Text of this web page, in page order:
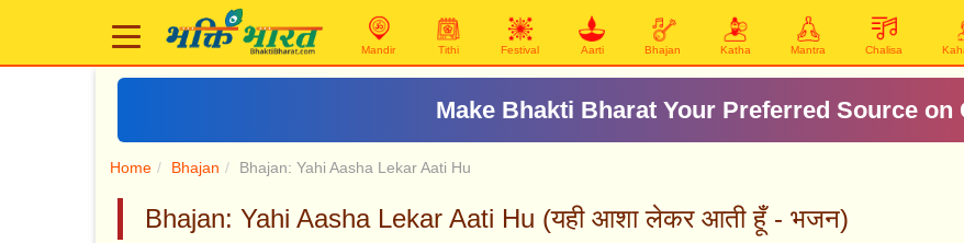
Mandir Tithi Festival Aarti Bhajan Katha Mantra Chalisa
Make Bhakti Bharat Your Preferred Source on
Home Bhajan Bhajan: Yahi Aasha Lekar Aati Hu
Bhajan: Yahi Aasha Lekar Aati Hu (यही आशा लेकर आती हूँ - भजन)